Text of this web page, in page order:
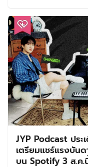
JYP Podcast ประ
เตรียมแชร์แรงบันด
บน Spotify 3 ส.ค.